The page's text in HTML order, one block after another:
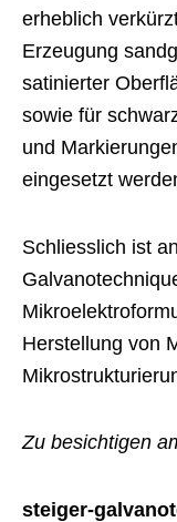
erheblich
Erzeugung
satinierter
sowie für
und
eingesetzt
Schliesslich ist
Herstellung von
Zu besichtigen
steiger-